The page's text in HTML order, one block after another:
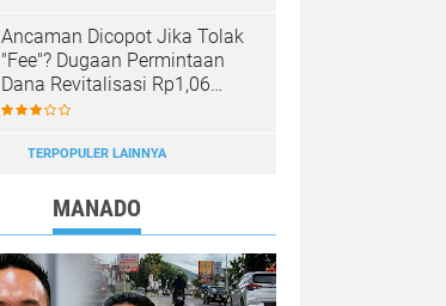
Ancaman Dicopot Jika Tolak
"Fee"? Dugaan Permintaan
Dana Revitalisasi Rp1,06
Miliar di SMK YPKM Manado
Tipikor
TERPOPULER LAINNYA
MANADO